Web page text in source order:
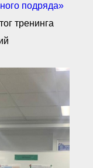
подряда»
тренинга